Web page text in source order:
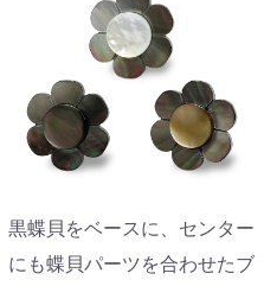
黒蝶貝をベースに、センター
にも蝶貝パーツを合わせたブ